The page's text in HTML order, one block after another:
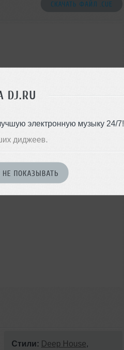
электронную музыку 24/7!
диджеев.
ПОКАЗЫВАТЬ
СКАЧАТЬ ФАЙЛ .CUE
Стили: Deep House,